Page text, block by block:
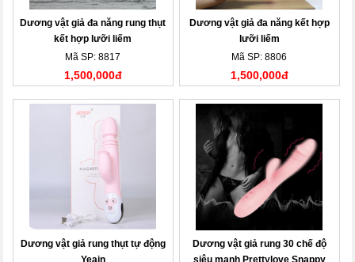
Dương vật giả đa năng rung thụt
kết hợp lưỡi liếm
Mã SP: 8817
1,500,000đ
Dương vật giả đa năng kết hợp
lưỡi liếm
Mã SP: 8806
1,500,000đ
Dương vật giả rung thụt tự động
Yeain
Dương vật giả rung 30 chế độ
siêu mạnh Prettylove Snappy